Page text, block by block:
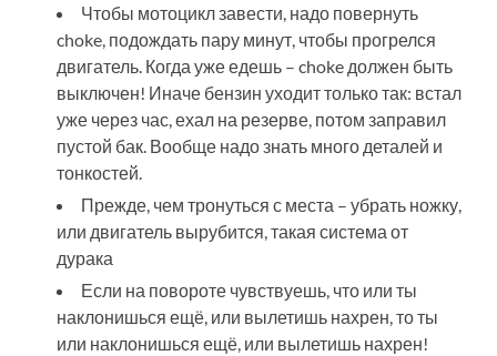
Чтобы мотоцикл завести, надо повернуть
choke, подождать пару минут, чтобы прогрелся
двигатель. Когда уже едешь – choke должен быть
выключен! Иначе бензин уходит только так: встал
уже через час, ехал на резерве, потом заправил
пустой бак. Вообще надо знать много деталей и
тонкостей.
Прежде, чем тронуться с места – убрать ножку,
или двигатель вырубится, такая система от
дурака
Если на повороте чувствуешь, что или ты
наклонишься ещё, или вылетишь нахрен, то ты
или наклонишься ещё, или вылетишь нахрен!